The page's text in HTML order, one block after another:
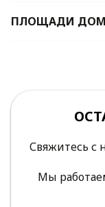
ПЛОЩАДИ
Свяжитесь с
Мы